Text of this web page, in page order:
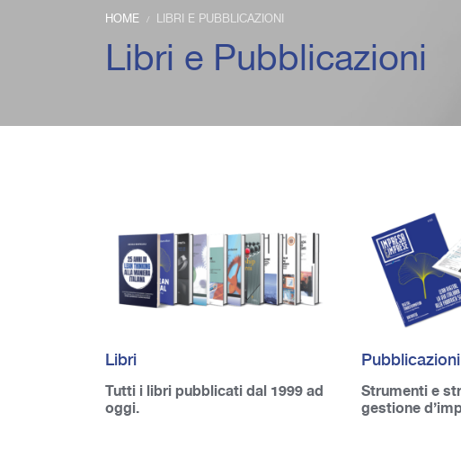
HOME / LIBRI E PUBBLICAZIONI
Libri e Pubblicazioni
Libri
Tutti i libri pubblicati dal 1999 ad
oggi.
Pubblicazioni
Strumenti e
gestione